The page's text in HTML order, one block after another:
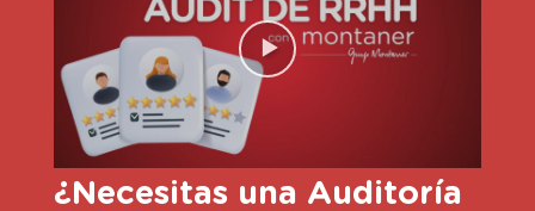
¿Necesitas una Auditoría